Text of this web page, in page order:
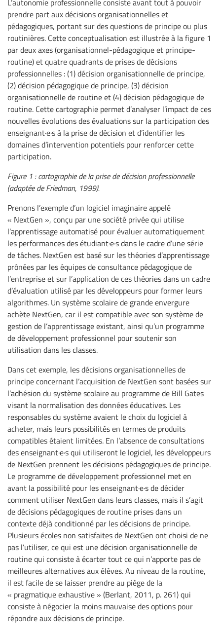
L’autonomie professionnelle consiste avant tout à pouvoir
prendre part aux décisions organisationnelles et
pédagogiques, portant sur des questions de principe ou plus
routinières. Cette conceptualisation est illustrée à la figure 1
par deux axes (organisationnel-pédagogique et principe-
routine) et quatre quadrants de prises de décisions
professionnelles : (1) décision organisationnelle de principe,
(2) décision pédagogique de principe, (3) décision
organisationnelle de routine et (4) décision pédagogique de
routine. Cette cartographie permet d’analyser l’impact de ces
nouvelles évolutions des évaluations sur la participation des
enseignant·e·s à la prise de décision et d’identifier les
domaines d’intervention potentiels pour renforcer cette
participation.
Figure 1 : cartographie de la prise de décision professionnelle
(adaptée de Friedman, 1999).
Prenons l’exemple d’un logiciel imaginaire appelé
« NextGen », conçu par une société privée qui utilise
l’apprentissage automatisé pour évaluer automatiquement
les performances des étudiant·e·s dans le cadre d’une série
de tâches. NextGen est basé sur les théories d’apprentissage
prônées par les équipes de consultance pédagogique de
l’entreprise et sur l’application de ces théories dans un cadre
d’évaluation utilisé par les développeurs pour former leurs
algorithmes. Un système scolaire de grande envergure
achète NextGen, car il est compatible avec son système de
gestion de l’apprentissage existant, ainsi qu’un programme
de développement professionnel pour soutenir son
utilisation dans les classes.
Dans cet exemple, les décisions organisationnelles de
principe concernant l’acquisition de NextGen sont basées sur
l’adhésion du système scolaire au programme de Bill Gates
visant la normalisation des données éducatives. Les
responsables du système avaient le choix du logiciel à
acheter, mais leurs possibilités en termes de produits
compatibles étaient limitées. En l’absence de consultations
des enseignant·e·s qui utiliseront le logiciel, les développeurs
de NextGen prennent les décisions pédagogiques de principe.
Le programme de développement professionnel met en
avant la possibilité pour les enseignant·e·s de décider
comment utiliser NextGen dans leurs classes, mais il s’agit
de décisions pédagogiques de routine prises dans un
contexte déjà conditionné par les décisions de principe.
Plusieurs écoles non satisfaites de NextGen ont choisi de ne
pas l’utiliser, ce qui est une décision organisationnelle de
routine qui consiste à écarter tout ce qui n’apporte pas de
meilleures alternatives aux élèves. Au niveau de la routine,
il est facile de se laisser prendre au piège de la
« pragmatique exhaustive » (Berlant, 2011, p. 261) qui
consiste à négocier la moins mauvaise des options pour
répondre aux décisions de principe.